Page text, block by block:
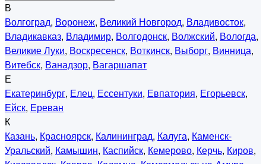
В
Волгоград, Воронеж, Великий Новгород, Владивосток,
Владикавказ, Владимир, Волгодонск, Волжский, Вологда,
Великие Луки, Воскресенск, Воткинск, Выборг, Винница,
Витебск, Ванадзор, Вагаршапат
Е
Екатеринбург, Елец, Ессентуки, Евпатория, Егорьевск,
Ейск, Ереван
К
Казань, Красноярск, Калининград, Калуга, Каменск-
Уральский, Камышин, Каспийск, Кемерово, Керчь, Киров,